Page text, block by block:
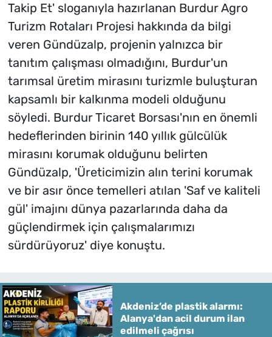
Takip Et' sloganıyla hazırlanan Burdur Agro
Turizm Rotaları Projesi hakkında da bilgi
veren Gündüzalp, projenin yalnızca bir
tanıtım çalışması olmadığını, Burdur'un
tarımsal üretim mirasını turizmle buluşturan
kapsamlı bir kalkınma modeli olduğunu
söyledi. Burdur Ticaret Borsası'nın en önemli
hedeflerinden birinin 140 yıllık gülcülük
mirasını korumak olduğunu belirten
Gündüzalp, 'Üreticimizin alın terini korumak
ve bir asır önce temelleri atılan 'Saf ve kaliteli
gül' imajını dünya pazarlarında daha da
güçlendirmek için çalışmalarımızı
sürdürüyoruz' diye konuştu.
Akdeniz’de plastik alarmı:
Alanya'dan acil durum ilan
edilmeli çağrısı